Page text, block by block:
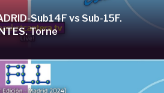
Sub14F vs Sub-15F.
Torne